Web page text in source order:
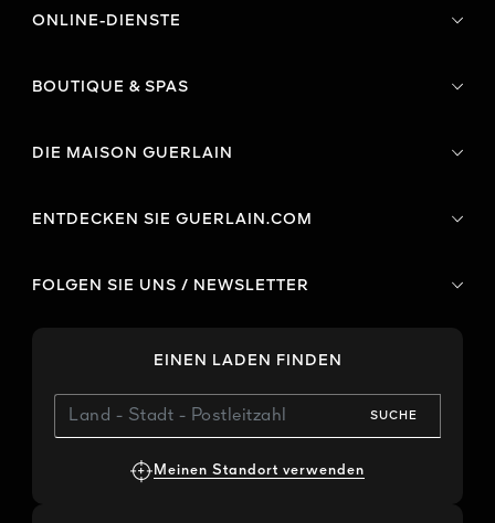
ONLINE-DIENSTE
BOUTIQUE & SPAS
DIE MAISON GUERLAIN
ENTDECKEN SIE GUERLAIN.COM
FOLGEN SIE UNS / NEWSLETTER
EINEN LADEN FINDEN
SUCHE
Meinen Standort verwenden